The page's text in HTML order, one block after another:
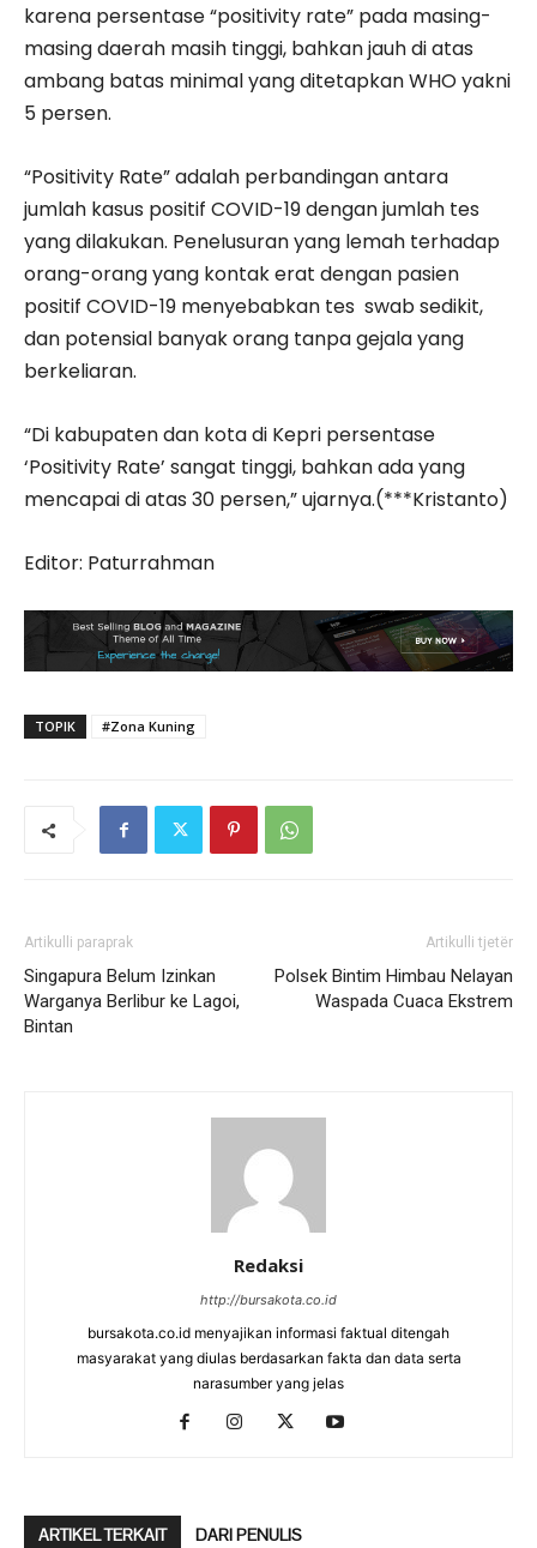
karena persentase “positivity rate” pada masing-
masing daerah masih tinggi, bahkan jauh di atas
ambang batas minimal yang ditetapkan WHO yakni
5 persen.
“Positivity Rate” adalah perbandingan antara
jumlah kasus positif COVID-19 dengan jumlah tes
yang dilakukan. Penelusuran yang lemah terhadap
orang-orang yang kontak erat dengan pasien
positif COVID-19 menyebabkan tes swab sedikit,
dan potensial banyak orang tanpa gejala yang
berkeliaran.
“Di kabupaten dan kota di Kepri persentase
‘Positivity Rate’ sangat tinggi, bahkan ada yang
mencapai di atas 30 persen,” ujarnya.(***Kristanto)
Editor: Paturrahman
TOPIK #Zona Kuning
Artikulli paraprak
Singapura Belum Izinkan
Warganya Berlibur ke Lagoi,
Bintan
Artikulli tjetër
Polsek Bintim Himbau Nelayan
Waspada Cuaca Ekstrem
Redaksi
http://bursakota.co.id
bursakota.co.id menyajikan informasi faktual ditengah
masyarakat yang diulas berdasarkan fakta dan data serta
narasumber yang jelas
ARTIKEL TERKAIT DARI PENULIS